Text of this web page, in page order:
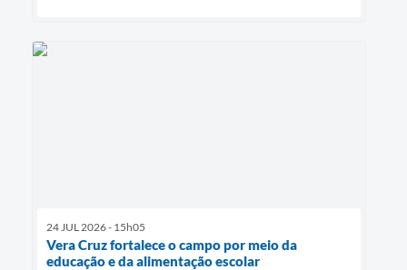
24 JUL 2026 - 15h05
Vera Cruz fortalece o campo por meio da
educação e da alimentação escolar